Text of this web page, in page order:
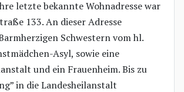
letzte bekannte Wohnadresse war
133. An dieser Adresse
Schwestern vom hl.
Asyl, sowie eine
und ein Frauenheim. Bis zu
in die Landesheilanstalt